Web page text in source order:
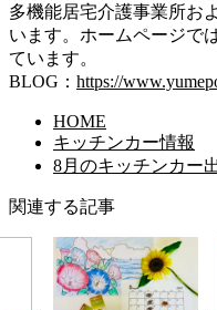
多機能居宅介護事業所お
います。ホームページで
ています。
BLOG： https://
HOME
キッチンカー情報
8月のキッチンカー
関連する記事